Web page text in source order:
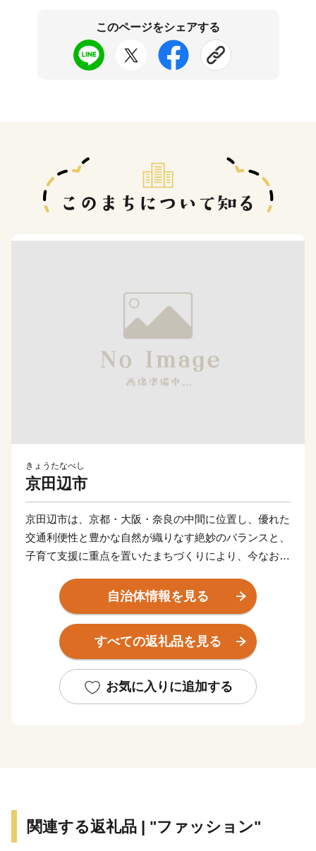
このページをシェアする
きょうたなべし
京田辺市
京田辺市は、京都・大阪・奈良の中間に位置し、優れた
交通利便性と豊かな自然が織りなす絶妙のバランスと、
子育て支援に重点を置いたまちづくりにより、今なお人
地として多彩な伝統行事や文化を現代に引き継ぐ一方
で、同志社大学・同志社女子大学や多種多様な企業な
ど、最先端の科学技術を誇る関西文化学術研究都市の一
翼を担うまちとして発展し、新旧の文化や知的財産が融
速道路の全線開通によって、高速道路網の結節点となる
本市は、北陸新幹線の新駅設置など、未来に向け大きな
自治体情報を見る
すべての返礼品を見る
お気に入りに追加する
関連する返礼品 | "ファッション"